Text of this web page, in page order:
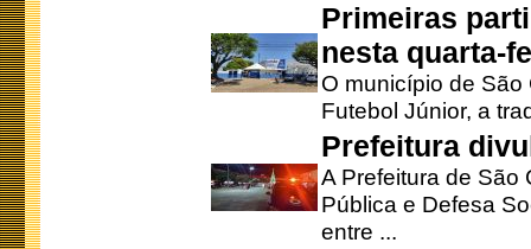
Primeiras
nesta quarta-
O município de
Futebol Júnior, a
Prefeitura
A Prefeitura de São
Pública e Defesa
entre ...